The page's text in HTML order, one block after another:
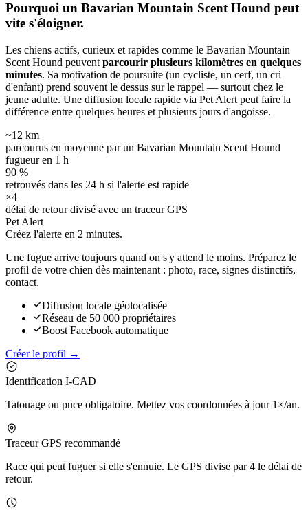
Pourquoi un Bavarian Mountain Scent Hound peut
vite s'éloigner.
Les chiens actifs, curieux et rapides comme le Bavarian Mountain
Scent Hound peuvent parcourir plusieurs kilomètres en quelques
minutes. Sa motivation de poursuite (un cycliste, un cerf, un cri
d'enfant) prend souvent le dessus sur le rappel — surtout chez le
jeune adulte. Une diffusion locale rapide via Pet Alert peut faire la
différence entre quelques heures et plusieurs jours d'angoisse.
~12 km
parcourus en moyenne par un Bavarian Mountain Scent Hound
fugueur en 1 h
90 %
retrouvés dans les 24 h si l'alerte est rapide
×4
délai de retour divisé avec un traceur GPS
Pet Alert
Créez l'alerte en 2 minutes.
Une fugue arrive toujours quand on s'y attend le moins. Préparez le
profil de votre chien dès maintenant : photo, race, signes distinctifs,
contact.
Diffusion locale géolocalisée
Réseau de 50 000 propriétaires
Boost Facebook automatique
Créer le profil →
Identification I-CAD
Tatouage ou puce obligatoire. Mettez vos coordonnées à jour 1×/an.
Traceur GPS recommandé
Race qui peut fuguer si elle s'ennuie. Le GPS divise par 4 le délai de
retour.